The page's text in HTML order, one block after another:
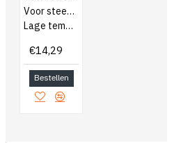
Voor steen en beton
Lage temperaturen
€14,29
Bestellen